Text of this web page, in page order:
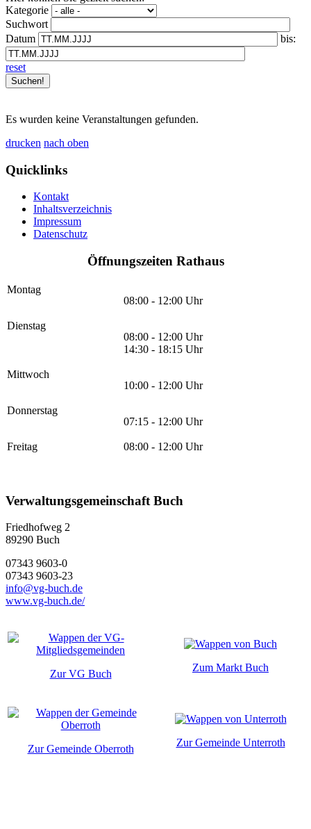
Kategorie
Suchwort
Datum
bis:
reset
Es wurden keine Veranstaltungen gefunden.
drucken nach oben
Quicklinks
Kontakt
Inhaltsverzeichnis
Impressum
Datenschutz
Öffnungszeiten Rathaus
Montag
08:00 - 12:00 Uhr
Dienstag
08:00 - 12:00 Uhr
14:30 - 18:15 Uhr
Mittwoch
10:00 - 12:00 Uhr
Donnerstag
07:15 - 12:00 Uhr
Freitag 08:00 - 12:00 Uhr
Verwaltungsgemeinschaft Buch
Friedhofweg 2
89290 Buch
07343 9603-0
07343 9603-23
info@vg-buch.de
www.vg-buch.de/
Zur VG Buch
Zum Markt Buch
Zur Gemeinde Oberroth
Zur Gemeinde Unterroth